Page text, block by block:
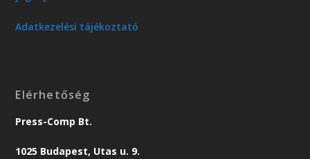
Adatkezelési tájékoztató
Elérhetőség
Press-Comp Bt.
1025 Budapest, Utas u. 9.